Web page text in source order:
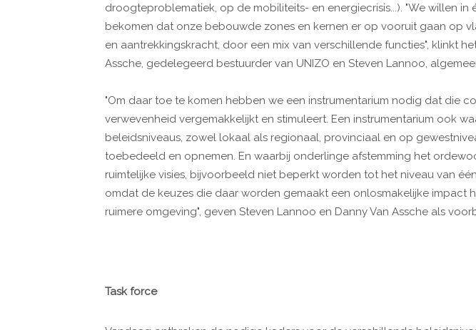
droogteproblematiek, op de mobiliteits- en energiecrisis...). "We willen in
bekomen dat onze bebouwde zones en kernen er op vooruit gaan op
en aantrekkingskracht, door een mix van verschillende functies", klinkt
Assche, gedelegeerd bestuurder van UNIZO en Steven Lannoo,
"Om daar toe te komen hebben we een instrumentarium nodig dat die
verwevenheid vergemakkelijkt en stimuleert. Een instrumentarium ook
beleidsniveaus, zowel lokaal als regionaal, provinciaal en op
toebedeeld en opnemen. En waarbij onderlinge afstemming het
ruimtelijke visies, bijvoorbeeld niet beperkt worden tot het niveau van
omdat de keuzes die daar worden gemaakt een onlosmakelijke impact
ruimere omgeving", geven Steven Lannoo en Danny Van Assche als
Task force